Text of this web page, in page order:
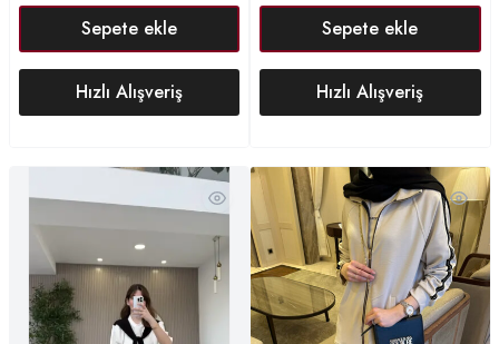
Sepete ekle
Hızlı Alışveriş
Sepete ekle
Hızlı Alışveriş